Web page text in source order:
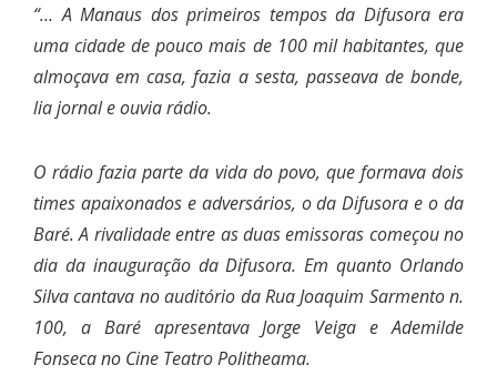
“… A Manaus dos primeiros tempos da Difusora era
uma cidade de pouco mais de 100 mil habitantes, que
almoçava em casa, fazia a sesta, passeava de bonde,
lia jornal e ouvia rádio.
O rádio fazia parte da vida do povo, que formava dois
times apaixonados e adversários, o da Difusora e o da
Baré. A rivalidade entre as duas emissoras começou no
dia da inauguração da Difusora. Em quanto Orlando
Silva cantava no auditório da Rua Joaquim Sarmento n.
100, a Baré apresentava Jorge Veiga e Ademilde
Fonseca no Cine Teatro Politheama.